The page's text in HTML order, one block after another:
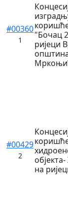
#00360
1
"Бочац
ријеци
#00429
2
на